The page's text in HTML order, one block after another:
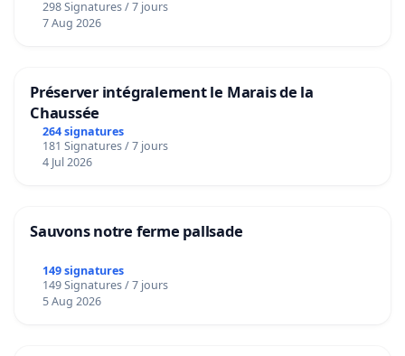
298 Signatures / 7 jours
7 Aug 2026
Préserver intégralement le Marais de la
Chaussée
264 signatures
181 Signatures / 7 jours
4 Jul 2026
Sauvons notre ferme pallsade
149 signatures
149 Signatures / 7 jours
5 Aug 2026